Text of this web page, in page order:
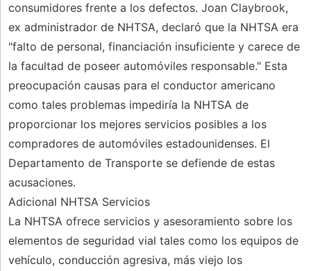
consumidores frente a los defectos. Joan Claybrook,
ex administrador de NHTSA, declaró que la NHTSA era
"falto de personal, financiación insuficiente y carece de
la facultad de poseer automóviles responsable." Esta
preocupación causas para el conductor americano
como tales problemas impediría la NHTSA de
proporcionar los mejores servicios posibles a los
compradores de automóviles estadounidenses. El
Departamento de Transporte se defiende de estas
acusaciones.
Adicional NHTSA Servicios
La NHTSA ofrece servicios y asesoramiento sobre los
elementos de seguridad vial tales como los equipos de
vehículo, conducción agresiva, más viejo los